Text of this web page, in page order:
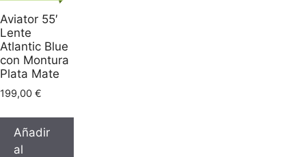
Aviator 55′
Lente
Atlantic Blue
con Montura
Plata Mate
199,00 €
Añadir
al